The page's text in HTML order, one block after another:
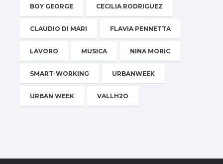
BOY GEORGE CECILIA RODRIGUEZ
CLAUDIO DI MARI FLAVIA PENNETTA
LAVORO MUSICA NINA MORIC
SMART-WORKING URBANWEEK
URBAN WEEK VALLH2O